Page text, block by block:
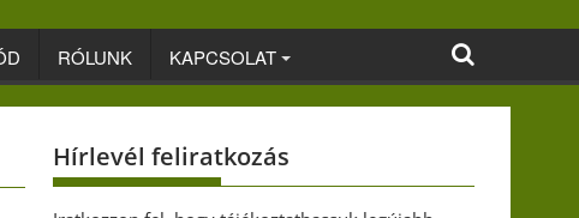
RÓLUNK KAPCSOLAT
Hírlevél feliratkozás